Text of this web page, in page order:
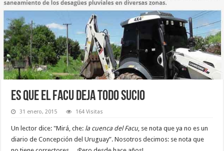
ES QUE EL FACU DEJA TODO SUCIO
31 enero, 2015 164 Visitas
Un lector dice: "Mirá, che: la cuenca del Facu, se nota que ya no es un
diario de Concepción del Uruguay”. Nosotros decimos: se nota que